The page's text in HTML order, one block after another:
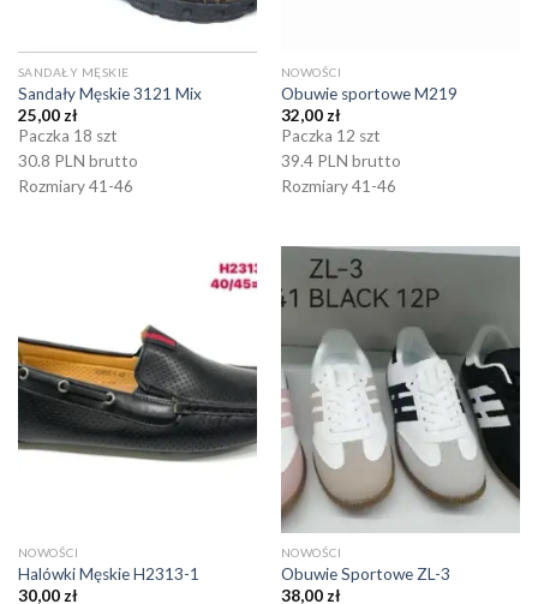
SANDAŁY MĘSKIE
Sandały Męskie 3121 Mix
25,00 zł
Paczka 18 szt
30.8 PLN brutto
Rozmiary 41-46
NOWOŚCI
Obuwie sportowe M219
32,00 zł
Paczka 12 szt
39.4 PLN brutto
Rozmiary 41-46
NOWOŚCI
Halówki Męskie H2313-1
30,00 zł
NOWOŚCI
Obuwie Sportowe ZL-3
38,00 zł